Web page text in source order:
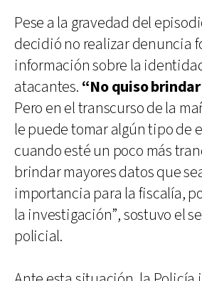
Pese a la gravedad del
decidió no realizar denuncia
información sobre la
atacantes. “No quiso
Pero en el transcurso de la
le puede tomar algún tipo de
cuando esté un poco más
brindar mayores datos que
importancia para la fiscalía,
la investigación”, sostuvo el
policial.